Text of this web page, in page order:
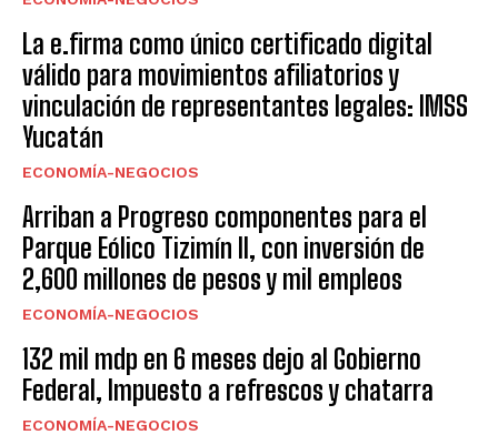
La e.firma como único certificado digital
válido para movimientos afiliatorios y
vinculación de representantes legales: IMSS
Yucatán
ECONOMÍA-NEGOCIOS
Arriban a Progreso componentes para el
Parque Eólico Tizimín II, con inversión de
2,600 millones de pesos y mil empleos
ECONOMÍA-NEGOCIOS
132 mil mdp en 6 meses dejo al Gobierno
Federal, Impuesto a refrescos y chatarra
ECONOMÍA-NEGOCIOS